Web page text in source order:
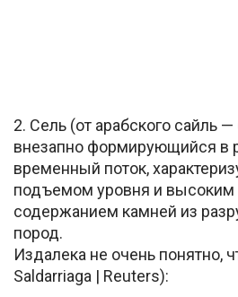
2. Сель (от арабского сайль
внезапно формирующийся в
временный поток,
подъемом уровня и высоким
содержанием камней из
пород.
Издалека не очень понятно,
Saldarriaga | Reuters):